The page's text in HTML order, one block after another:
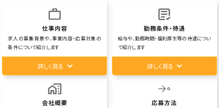
仕事内容
求人の募集背景や、事業内容・応募対象の
条件について紹介します
詳しく見る
勤務条件・待遇
給与や、勤務時間・福利厚生等の待遇につい
て紹介します
詳しく見る
会社概要 応募方法